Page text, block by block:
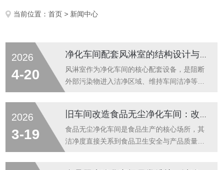
当前位置：首页 > 新闻中心
2026
4-20
净化车间配套风淋室的结构设计与洁净气流循环系统技术解析
风淋室作为净化车间的核心配套设备，是阻断
外部污染物进入洁净区域、维持车间洁净等级
质量与生产安全性。它通过物理吹扫与气流循
环的协同作用，清除人员、物料表面附着的尘
埃颗粒，同时形成气闸隔离，防止未净化空气
2026
3-19
旧车间改造食品无尘净化车间：改造流程、注意事项与达标技巧
食品无尘净化车间是食品生产的核心场所，其
洁净度直接关系到食品卫生安全与产品质量，